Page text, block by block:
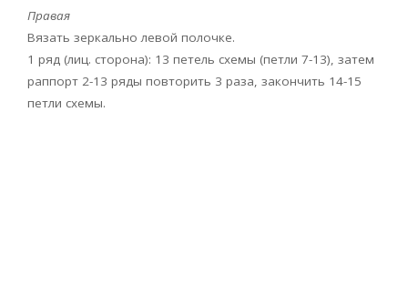
Правая
Вязать зеркально левой полочке.
1 ряд (лиц. сторона): 13 петель схемы (петли 7-13), затем
раппорт 2-13 ряды повторить 3 раза, закончить 14-15
петли схемы.